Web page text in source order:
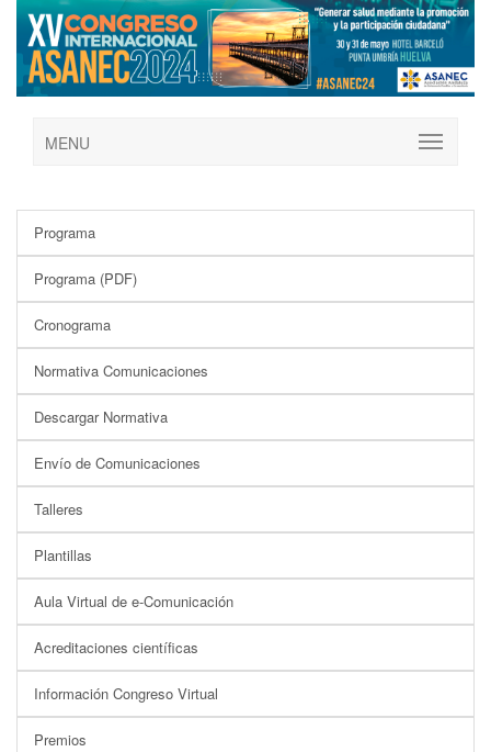
MENU
Programa
Programa (PDF)
Cronograma
Normativa Comunicaciones
Descargar Normativa
Envío de Comunicaciones
Talleres
Plantillas
Aula Virtual de e-Comunicación
Acreditaciones científicas
Información Congreso Virtual
Premios